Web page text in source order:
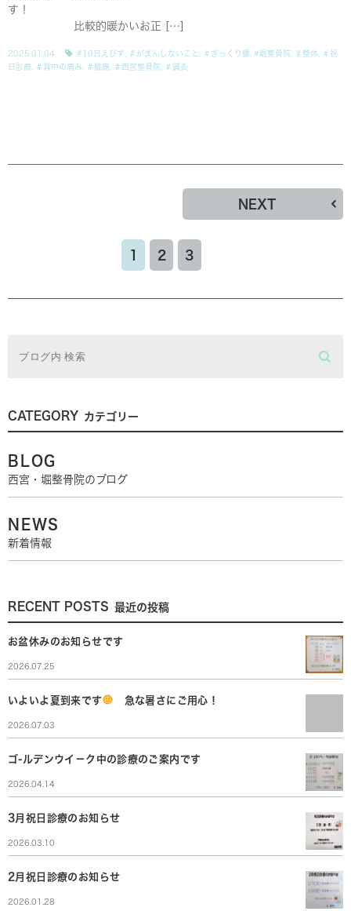
す！
比較的暖かいお正 […]
2025.01.04 #10日えびす ＃がまんしないこと ＃ぎっくり腰 #堀整骨院 ＃整体
＃祝
日診療
＃背中の痛み ＃膝痛 ＃西宮整骨院 ＃鍼灸
1 2 3
NEXT
CATEGORY カテゴリー
BLOG
西宮・堀整骨院のブログ
NEWS
新着情報
RECENT POSTS 最近の投稿
お盆休みのお知らせです
2026.07.25
いよいよ夏到来です 急な暑さにご用心！
2026.07.03
ゴ-ルデンウイ－ク中の診療のご案内です
2026.04.14
3月祝日診療のお知らせ
2026.03.10
2月祝日診療のお知らせ
2026.01.28